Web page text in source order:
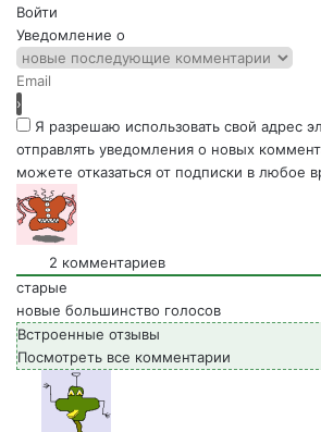
Войти
Уведомление о
Я разрешаю использовать свой адрес
отправлять уведомления о новых
можете отказаться от подписки в любое
2 комментариев
старые
новые большинство голосов
Встроенные отзывы
Посмотреть все комментарии